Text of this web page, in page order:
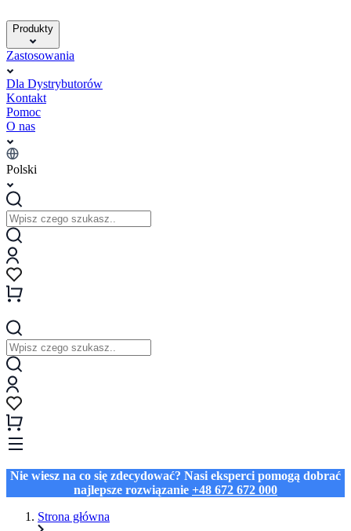
Produkty
Zastosowania
Dla Dystrybutorów
Kontakt
Pomoc
O nas
Polski
Nie wiesz na co się zdecydować? Nasi eksperci pomogą dobrać
najlepsze rozwiązanie +48 672 672 000
Strona główna